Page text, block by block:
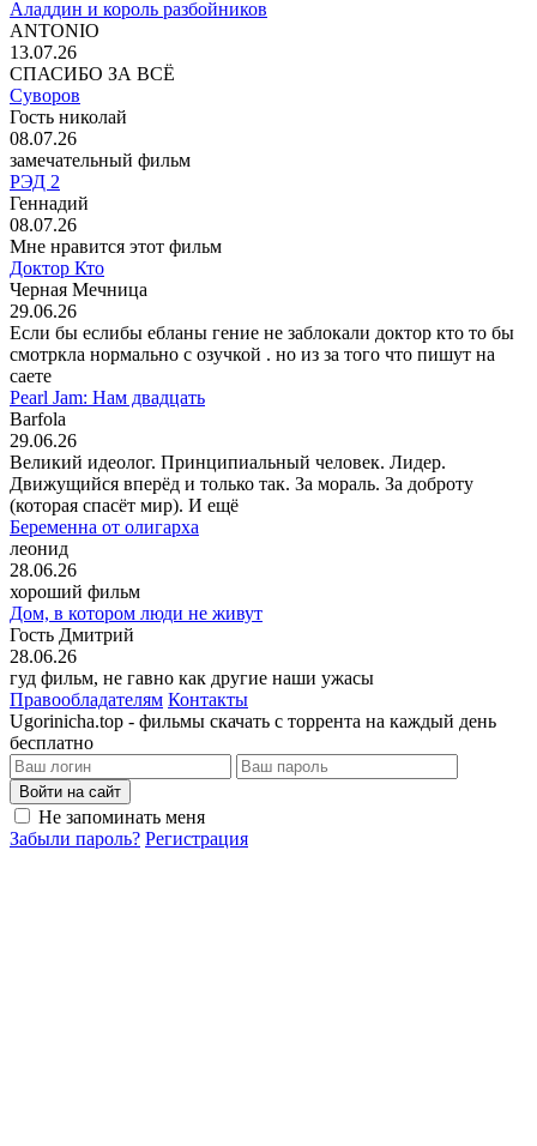
Аладдин и король разбойников
ANTONIO
13.07.26
СПАСИБО ЗА ВСЁ
Суворов
Гость николай
08.07.26
замечательный фильм
РЭД 2
Геннадий
08.07.26
Мне нравится этот фильм
Доктор Кто
Черная Мечница
29.06.26
Если бы еслибы ебланы гение не заблокали доктор кто то бы
смотркла нормально с озучкой . но из за того что пишут на
саете
Pearl Jam: Нам двадцать
Barfola
29.06.26
Великий идеолог. Принципиальный человек. Лидер.
Движущийся вперёд и только так. За мораль. За доброту
(которая спасёт мир). И ещё
Беременна от олигарха
леонид
28.06.26
хороший фильм
Дом, в котором люди не живут
Гость Дмитрий
28.06.26
гуд фильм, не гавно как другие наши ужасы
Правообладателям Контакты
Ugorinicha.top - фильмы скачать с торрента на каждый день
бесплатно
Войти на сайт
Не запоминать меня
Забыли пароль? Регистрация